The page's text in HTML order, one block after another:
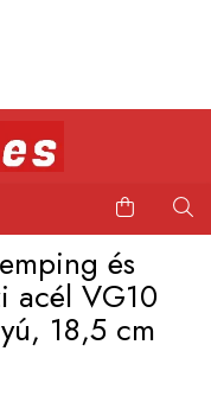
és
acél VG10
18,5 cm